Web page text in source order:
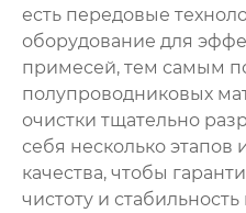
есть передовые
оборудование для
примесей, тем самым
полупроводниковых
очистки тщательно
себя несколько этапов
качества, чтобы
чистоту и